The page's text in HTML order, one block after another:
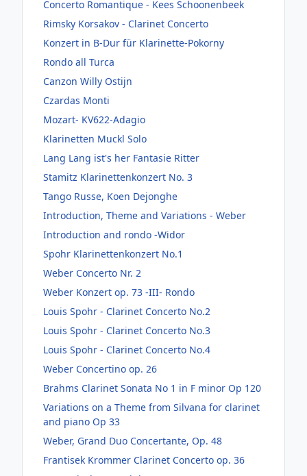
Concerto Romantique - Kees Schoonenbeek
Rimsky Korsakov - Clarinet Concerto
Konzert in B-Dur für Klarinette-Pokorny
Rondo all Turca
Canzon Willy Ostijn
Czardas Monti
Mozart- KV622-Adagio
Klarinetten Muckl Solo
Lang Lang ist's her Fantasie Ritter
Stamitz Klarinettenkonzert No. 3
Tango Russe, Koen Dejonghe
Introduction, Theme and Variations - Weber
Introduction and rondo -Widor
Spohr Klarinettenkonzert No.1
Weber Concerto Nr. 2
Weber Konzert op. 73 -III- Rondo
Louis Spohr - Clarinet Concerto No.2
Louis Spohr - Clarinet Concerto No.3
Louis Spohr - Clarinet Concerto No.4
Weber Concertino op. 26
Brahms Clarinet Sonata No 1 in F minor Op 120
Variations on a Theme from Silvana for clarinet
and piano Op 33
Weber, Grand Duo Concertante, Op. 48
Frantisek Krommer Clarinet Concerto op. 36